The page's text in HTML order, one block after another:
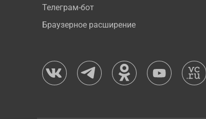
Телеграм-бот
Браузерное расширение